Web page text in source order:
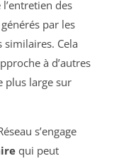
des
par les
Cela
à d’autres
plus large sur
s’engage
qui peut